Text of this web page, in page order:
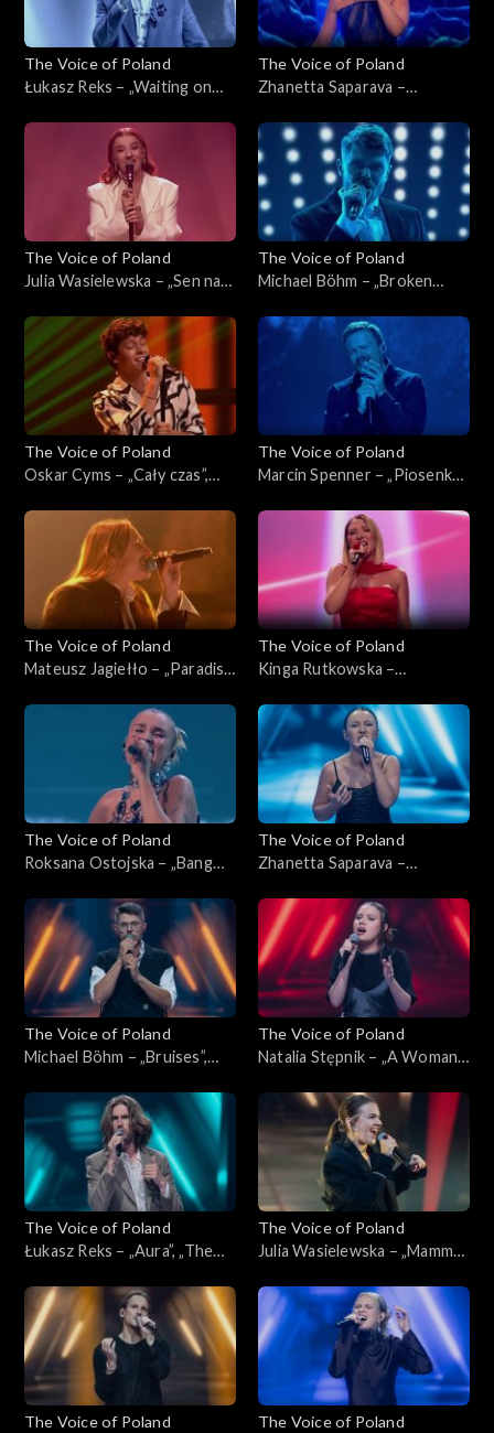
The Voice of Poland
Łukasz Reks – „Waiting on
Voice of Poland”, Live 1, 8
listopada 2025
The Voice of Poland
Zhanetta Saparava –
Poland”, Live 1, 8 listopada
2025
The Voice of Poland
Julia Wasielewska – „Sen na
Poland”, Live 1, 8 listopada
2025
The Voice of Poland
Michael Böhm – „Broken
Poland”, Live 1, 8 listopada
The Voice of Poland
Oskar Cyms – „Cały czas”,
8 listopada 2025
The Voice of Poland
Marcin Spenner – „Piosenka
Poland”, Live 1, 8 listopada
The Voice of Poland
Mateusz Jagiełło – „Paradise
Live 1, 8 listopada 2025
The Voice of Poland
Kinga Rutkowska –
„The Voice of Poland”, Live 1,
8 listopada 2025
The Voice of Poland
Roksana Ostojska – „Bang
Live 1, 8 listopada 2025
The Voice of Poland
Zhanetta Saparava –
Voice of Poland”, Nokaut, 1
listopada 2025
The Voice of Poland
Michael Böhm – „Bruises”,
Nokaut, 1 listopada 2025
The Voice of Poland
Natalia Stępnik – „A Woman's
Poland”, Nokaut, 1 listopada
2025
The Voice of Poland
Łukasz Reks – „Aura”, „The
listopada 2025
The Voice of Poland
Julia Wasielewska – „Mamma
Poland”, Nokaut, 1 listopada
2025
The Voice of Poland
The Voice of Poland